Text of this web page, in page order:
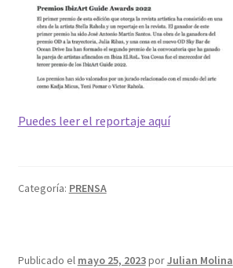
Puedes leer el reportaje aquí
Categoría: PRENSA
Publicado el mayo 25, 2023porJulian Molina